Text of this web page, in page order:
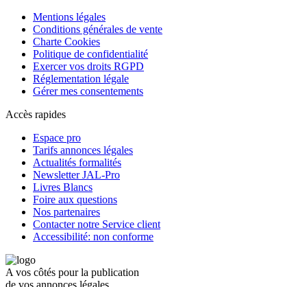
Mentions légales
Conditions générales de vente
Charte Cookies
Politique de confidentialité
Exercer vos droits RGPD
Réglementation légale
Gérer mes consentements
Accès rapides
Espace pro
Tarifs annonces légales
Actualités formalités
Newsletter JAL-Pro
Livres Blancs
Foire aux questions
Nos partenaires
Contacter notre Service client
Accessibilité: non conforme
A vos côtés pour la publication
de vos annonces légales